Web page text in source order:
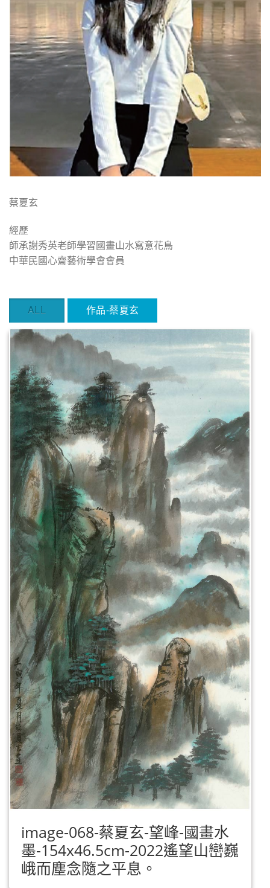
蔡夏玄
經歷
師承謝秀英老師學習國畫山水寫意花鳥
中華民國心齋藝術學會會員
ALL 作品-蔡夏玄
image-068-蔡夏玄-望峰-國畫水
墨-154x46.5cm-2022遙望山巒巍
峨而塵念隨之平息。